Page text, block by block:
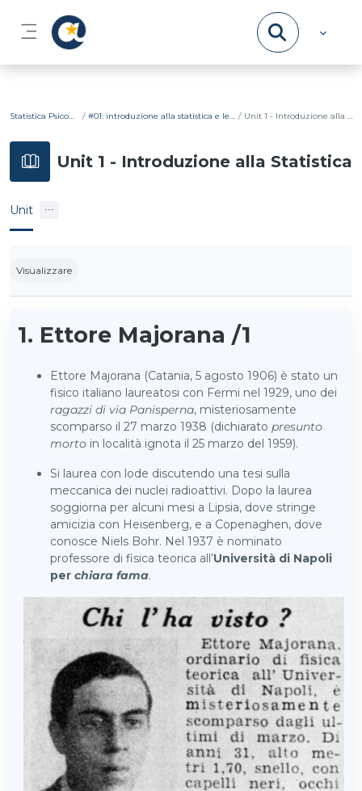
Pannello laterale
Statistica Psicometrica #01: introduzione alla statistica e lessico di base Unit 1 - Introduzione alla Statistica
Unit 1 - Introduzione alla Statistica
Unit
Visualizzare
1. Ettore Majorana /1
Ettore Majorana (Catania, 5 agosto 1906) è stato un
fisico italiano laureatosi con Fermi nel 1929, uno dei
ragazzi di via Panisperna, misteriosamente
scomparso il 27 marzo 1938 (dichiarato presunto
morto in località ignota il 25 marzo del 1959).
Si laurea con lode discutendo una tesi sulla
meccanica dei nuclei radioattivi. Dopo la laurea
soggiorna per alcuni mesi a Lipsia, dove stringe
amicizia con Heisenberg, e a Copenaghen, dove
conosce Niels Bohr. Nel 1937 è nominato
professore di fisica teorica all’Università di Napoli
per chiara fama.